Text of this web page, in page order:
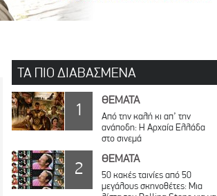
ΤΑ ΠΙΟ ΔΙΑΒΑΣΜΕΝΑ
1 ΘΕΜΑΤΑ
Από την καλή κι απ’ την
ανάποδη: Η Αρχαία Ελλάδα
στο σινεμά
2 ΘΕΜΑΤΑ
50 κακές ταινίες από 50
μεγάλους σκηνοθέτες: Μια